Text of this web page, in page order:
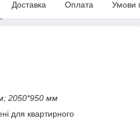
Доставка Оплата Умови
2050*950 мм
для квартирного